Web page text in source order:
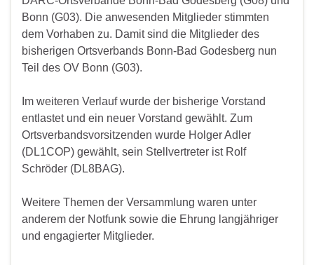
Bonn (G03). Die anwesenden Mitglieder stimmten
dem Vorhaben zu. Damit sind die Mitglieder des
bisherigen Ortsverbands Bonn-Bad Godesberg nun
Teil des OV Bonn (G03).
Im weiteren Verlauf wurde der bisherige Vorstand
entlastet und ein neuer Vorstand gewählt. Zum
Ortsverbandsvorsitzenden wurde Holger Adler
(DL1COP) gewählt, sein Stellvertreter ist Rolf
Schröder (DL8BAG).
Weitere Themen der Versammlung waren unter
anderem der Notfunk sowie die Ehrung langjähriger
und engagierter Mitglieder.